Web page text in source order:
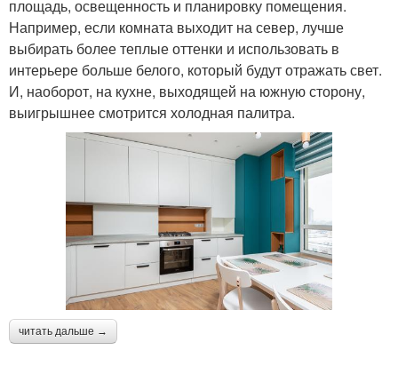
площадь, освещенность и планировку помещения.
Например, если комната выходит на север, лучше
выбирать более теплые оттенки и использовать в
интерьере больше белого, который будут отражать свет.
И, наоборот, на кухне, выходящей на южную сторону,
выигрышнее смотрится холодная палитра.
читать дальше →